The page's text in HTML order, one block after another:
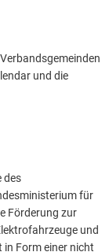
und die
des
für
Förderung zur
und
Form einer nicht